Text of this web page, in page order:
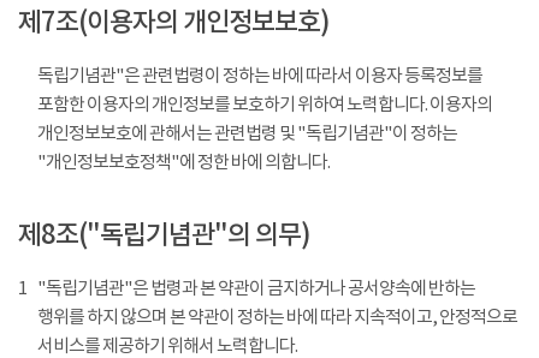
제7조(이용자의 개인정보보호)
독립기념관"은 관련법령이 정하는 바에 따라서 이용자 등록정보를
포함한 이용자의 개인정보를 보호하기 위하여 노력합니다. 이용자의
개인정보보호에 관해서는 관련법령 및 "독립기념관"이 정하는
"개인정보보호정책"에 정한 바에 의합니다.
제8조("독립기념관"의 의무)
1 "독립기념관"은 법령과 본 약관이 금지하거나 공서양속에 반하는
행위를 하지 않으며 본 약관이 정하는 바에 따라 지속적이고, 안정적으로
서비스를 제공하기 위해서 노력합니다.